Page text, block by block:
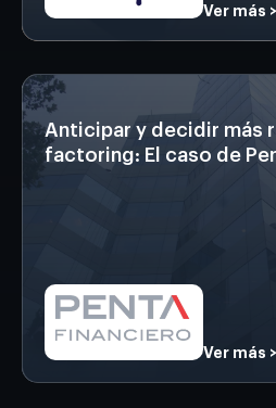
Ver más >
Anticipar y decidir más
factoring: El caso de
Ver más >